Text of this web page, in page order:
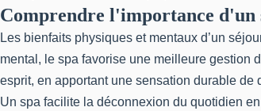
Comprendre l'importance d'un
Les bienfaits physiques et mentaux d’un
mental, le spa favorise une meilleure gestion
esprit, en apportant une sensation durable de
Un spa facilite la déconnexion du quotidien